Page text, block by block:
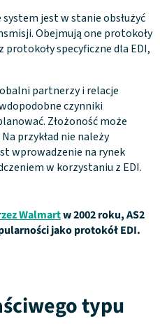
jest w stanie obsłużyć
Obejmują one protokoły
protokoły specyficzne dla EDI,
partnerzy i relacje
czynniki
Złożoność może
przykład nie należy
wprowadzenie na rynek
w korzystaniu z EDI.
Walmartw 2002 roku, AS2
jako protokół EDI.
typu